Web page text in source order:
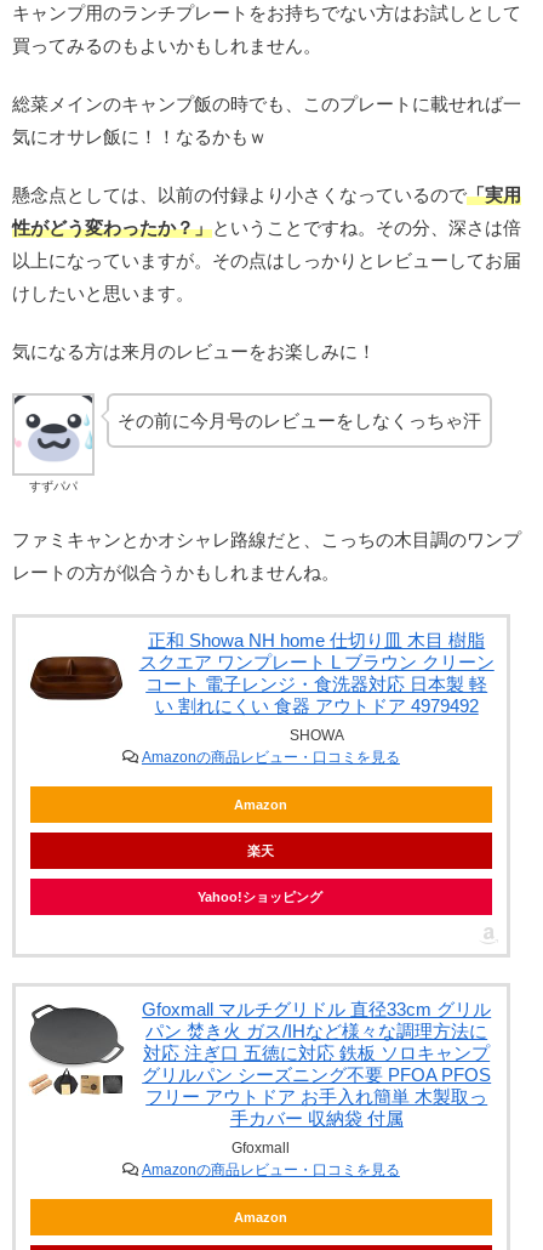
キャンプ用のランチプレートをお持ちでない方はお試しとして
買ってみるのもよいかもしれません。
総菜メインのキャンプ飯の時でも、このプレートに載せれば一
気にオサレ飯に！！なるかもｗ
懸念点としては、以前の付録より小さくなっているので「実用
性がどう変わったか？」ということですね。その分、深さは倍
以上になっていますが。その点はしっかりとレビューしてお届
けしたいと思います。
気になる方は来月のレビューをお楽しみに！
すずパパ
その前に今月号のレビューをしなくっちゃ汗
ファミキャンとかオシャレ路線だと、こっちの木目調のワンプ
レートの方が似合うかもしれませんね。
正和 Showa NH home 仕切り皿 木目 樹脂
スクエア ワンプレート L ブラウン クリーン
コート 電子レンジ・食洗器対応 日本製 軽
い 割れにくい 食器 アウトドア 4979492
SHOWA
Amazonの商品レビュー・口コミを見る
Amazon
楽天
Yahoo!ショッピング
Gfoxmall マルチグリドル 直径33cm グリル
パン 焚き火 ガス/IHなど様々な調理方法に
対応 注ぎ口 五徳に対応 鉄板 ソロキャンプ
グリルパン シーズニング不要 PFOA PFOS
フリー アウトドア お手入れ簡単 木製取っ
手カバー 収納袋 付属
Gfoxmall
Amazonの商品レビュー・口コミを見る
Amazon